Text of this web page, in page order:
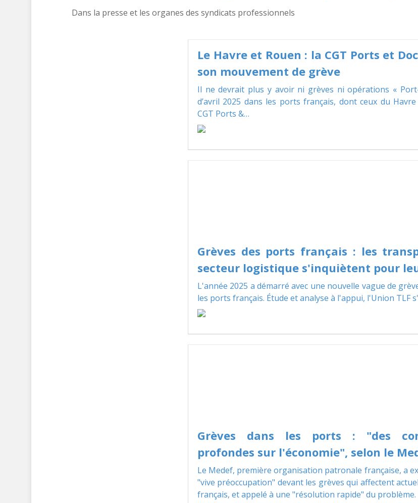
Dans la presse et les organes des syndicats professionnels
Le Havre et Rouen : la CGT Ports et
son mouvement de grève
Il ne devrait plus y avoir ni grèves ni opérations «
d’avril 2025 dans les ports français, dont ceux du
CGT Ports &…
Grèves des ports français : les
secteur logistique s'inquiètent pour
L'année 2025 a démarré avec une nouvelle vague de
les ports français. Étude et analyse à l'appui, l'Union TLF
Grèves dans les ports : "des
profondes sur l'économie", selon le
Le Medef, première organisation patronale française, a
"vive préoccupation" devant les grèves qui affectent
français, et appelé à une "résolution rapide" du problème.